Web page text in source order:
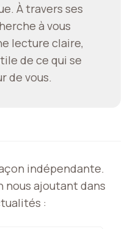
À travers ses
à vous
lecture claire,
de ce qui se
de vous.
indépendante.
nous ajoutant dans
: